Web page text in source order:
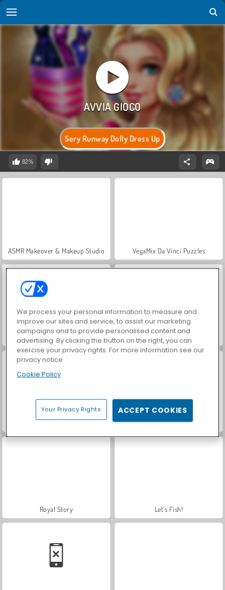
Sery Runway Dolly Dress Up
82%
ASMR Makeover & Makeup Studio VegaMix Da Vinci Puzzles
Hidden Object: Street of Secrets World War 2 Shooter
Farm Merge Valley Casino World
Royal Story Let's Fish!
We process your personal information to measure and
improve our sites and service, to assist our marketing
campaigns and to provide personalised content and
advertising. By clicking the button on the right, you can
exercise your privacy rights. For more information see our
privacy notice
Cookie Policy
Your Privacy Rights ACCEPT COOKIES